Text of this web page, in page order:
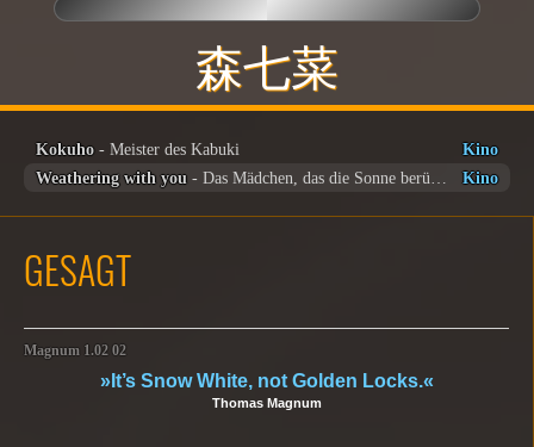
森七菜
Kokuho - Meister des Kabuki
Kino
Weathering with you
Kino
GESAGT
Magnum 1.02 02
»It’s Snow White, not Golden Locks.«
Thomas Magnum